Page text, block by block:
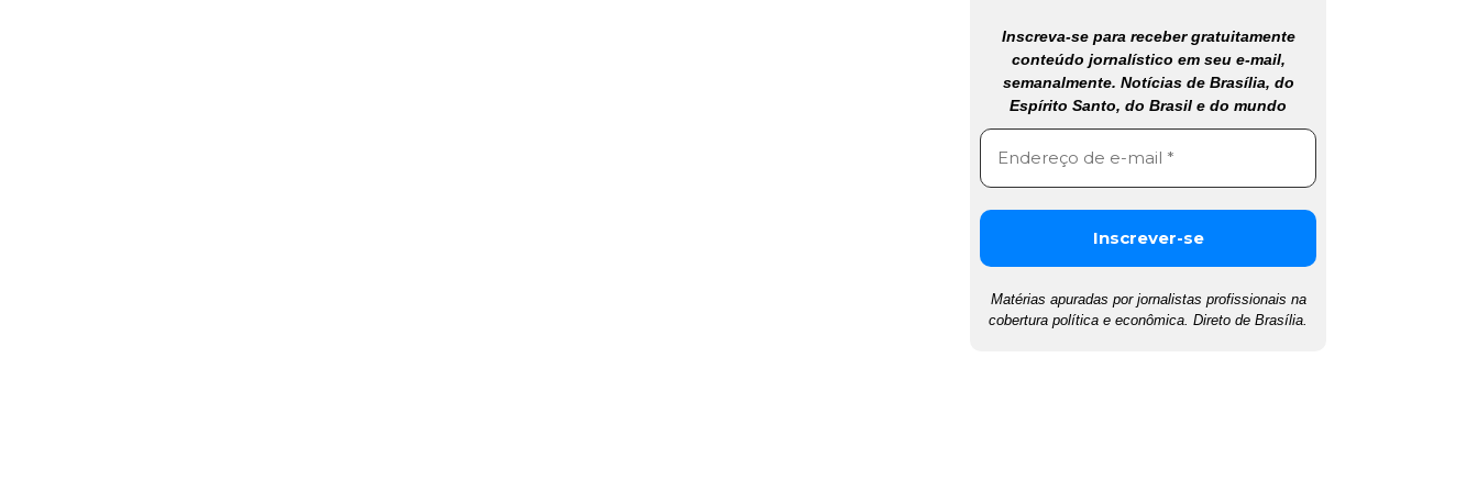
Inscreva-se para receber gratuitamente
conteúdo jornalístico em seu e-mail,
semanalmente. Notícias de Brasília, do
Espírito Santo, do Brasil e do mundo
Matérias apuradas por jornalistas profissionais na
cobertura política e econômica. Direto de Brasília.